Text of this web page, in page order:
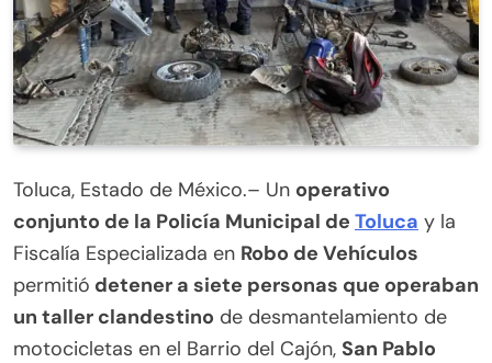
Toluca, Estado de México.– Un operativo
conjunto de la Policía Municipal de Toluca y la
Fiscalía Especializada en Robo de Vehículos
permitió detener a siete personas que operaban
un taller clandestino de desmantelamiento de
motocicletas en el Barrio del Cajón, San Pablo